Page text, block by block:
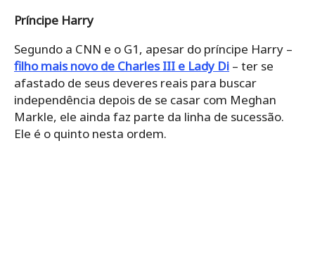
Príncipe Harry
Segundo a CNN e o G1, apesar do príncipe Harry –
filho mais novo de Charles III e Lady Di – ter se
afastado de seus deveres reais para buscar
independência depois de se casar com Meghan
Markle, ele ainda faz parte da linha de sucessão.
Ele é o quinto nesta ordem.